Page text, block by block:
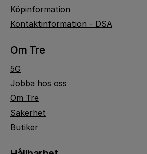
Köpinformation
Kontaktinformation - DSA
Om Tre
5G
Jobba hos oss
Om Tre
Säkerhet
Butiker